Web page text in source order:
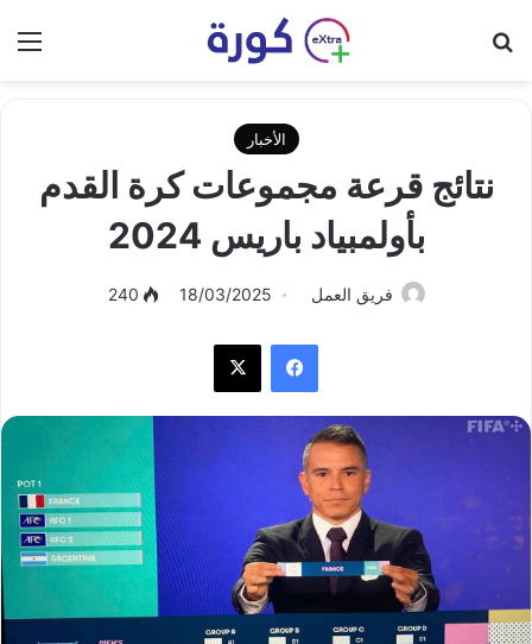
الأخبار
نتائج قرعة مجموعات كرة القدم
بأولمبياد باريس 2024
فريق العمل 18/03/2025
240
فيسبوك